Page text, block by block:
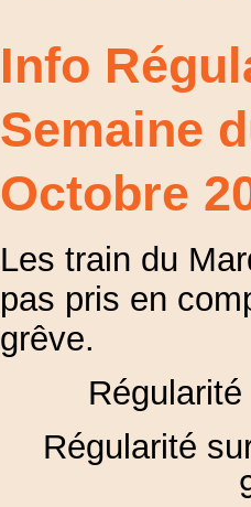
Info
Semaine
Octobre
Les train du
pas pris en
grêve.
Régularité